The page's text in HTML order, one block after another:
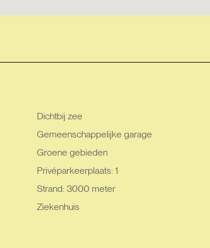
Dichtbij zee
Gemeenschappelijke garage
Groene gebieden
Privéparkeerplaats: 1
Strand: 3000 meter
Ziekenhuis